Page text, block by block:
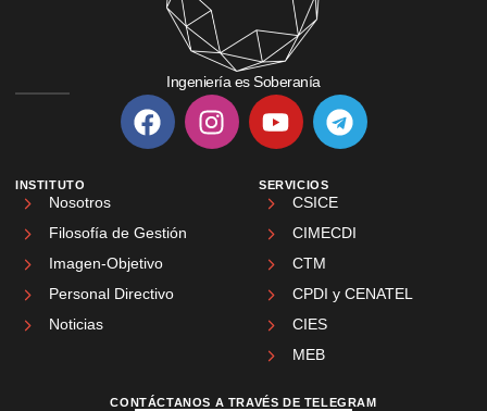
Ingeniería es Soberanía
INSTITUTO
Nosotros
Filosofía de Gestión
Imagen-Objetivo
Personal Directivo
Noticias
SERVICIOS
CSICE
CIMECDI
CTM
CPDI y CENATEL
CIES
MEB
CONTÁCTANOS A TRAVÉS DE TELEGRAM